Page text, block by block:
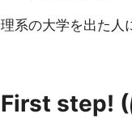
理系の大学を出た人
First step! (